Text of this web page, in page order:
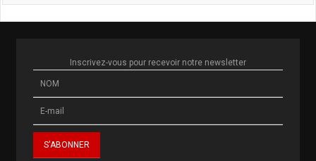
Inscrivez-vous pour recevoir notre newsletter